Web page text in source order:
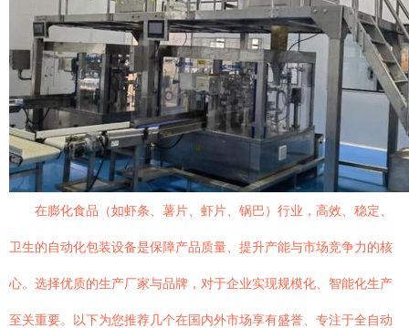
在膨化食品（如虾条、薯片、虾片、锅巴）行业，高效、稳定、
卫生的自动化包装设备是保障产品质量、提升产能与市场竞争力的核
心。选择优质的生产厂家与品牌，对于企业实现规模化、智能化生产
至关重要。以下为您推荐几个在国内外市场享有盛誉、专注于全自动